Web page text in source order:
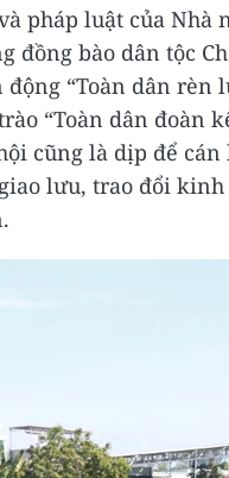
pháp luật của
đồng bào dân tộc
động “Toàn dân rèn
“Toàn dân đoàn
cũng là dịp để
lưu, trao đổi